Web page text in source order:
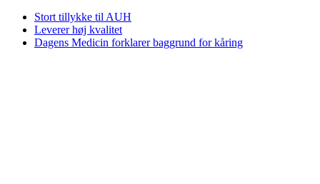
Stort tillykke til AUH
Leverer høj kvalitet
Dagens Medicin forklarer baggrund for kåring